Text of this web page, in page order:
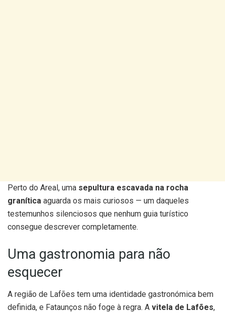
Perto do Areal, uma sepultura escavada na rocha
granítica aguarda os mais curiosos — um daqueles
testemunhos silenciosos que nenhum guia turístico
consegue descrever completamente.
Uma gastronomia para não
esquecer
A região de Lafões tem uma identidade gastronómica bem
definida, e Fataunços não foge à regra. A vitela de Lafões,